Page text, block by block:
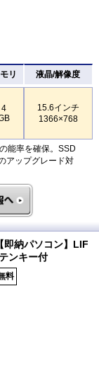
リ 液晶/解像度
4
15.6インチ
1366×768
能率を確保。SSD
アップグレード対
即納パソコン】LIF
ンキー付
料